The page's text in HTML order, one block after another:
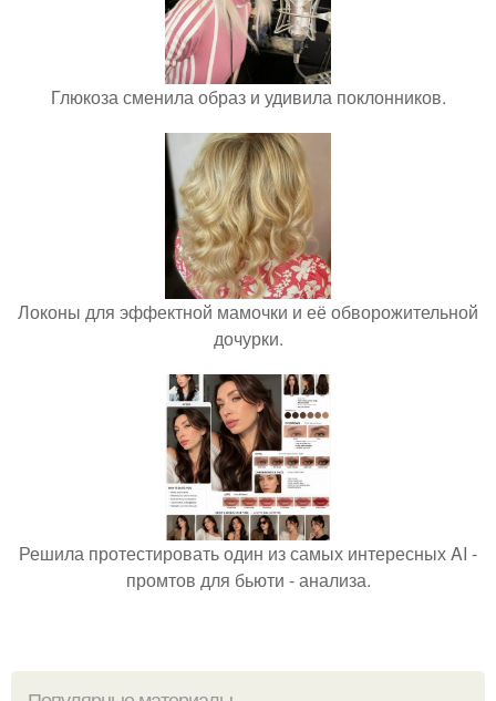
Глюкоза сменила образ и удивила поклонников.
Локоны для эффектной мамочки и её обворожительной
дочурки.
Решила протестировать один из самых интересных AI -
промтов для бьюти - анализа.